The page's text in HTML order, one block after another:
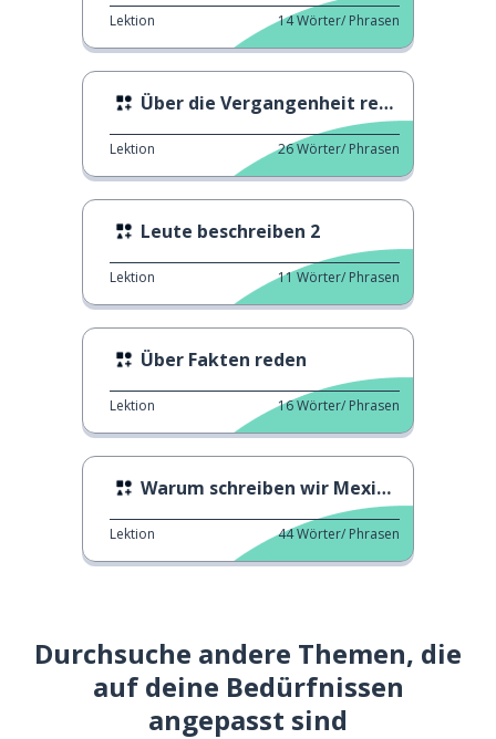
Lektion 14Wörter/ Phrasen
Über die Vergangenheit reden 2
Lektion 26Wörter/ Phrasen
Leute beschreiben 2
Lektion 11Wörter/ Phrasen
Über Fakten reden
Lektion 16Wörter/ Phrasen
Warum schreiben wir Mexiko mit X?
Lektion 44Wörter/ Phrasen
Durchsuche andere Themen, die
auf deine Bedürfnissen
angepasst sind